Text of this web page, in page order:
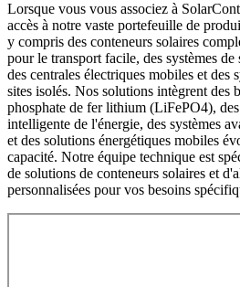
Lorsque vous vous associez à
accès à notre vaste portefeuille de
y compris des conteneurs solaires
pour le transport facile, des systèmes
des centrales électriques mobiles et des
sites isolés. Nos solutions intègrent des
phosphate de fer lithium (LiFePO4), des
intelligente de l'énergie, des systèmes
et des solutions énergétiques mobiles
capacité. Notre équipe technique est
de solutions de conteneurs solaires et
personnalisées pour vos besoins